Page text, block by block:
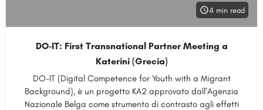
4 min read
DO-IT: First Transnational Partner Meeting a
Katerini (Grecia)
DO-IT (Digital Competence for Youth with a Migrant
Background), è un progetto KA2 approvato dall’Agenzia
Nazionale Belga come strumento di contrasto agli effetti